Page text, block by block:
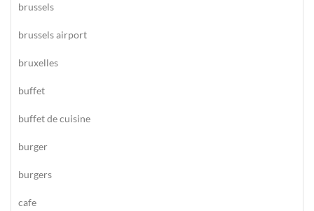
brussels
brussels airport
bruxelles
buffet
buffet de cuisine
burger
burgers
cafe